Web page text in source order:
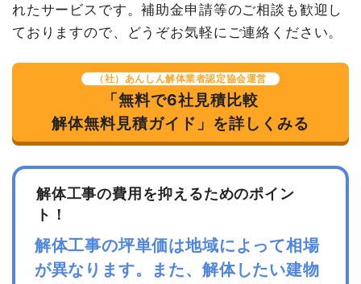
れたサービスです。補助金申請等のご相談も歓迎し
ておりますので、どうぞお気軽にご連絡ください。
（社）あんしん解体業者認定協会運営
「無料で6社見積比較
解体無料見積ガイド」を詳しくみる
解体工事の費用を抑えるためのポイン
ト！
解体工事の坪単価は地域によって相場
が異なります。また、解体したい建物